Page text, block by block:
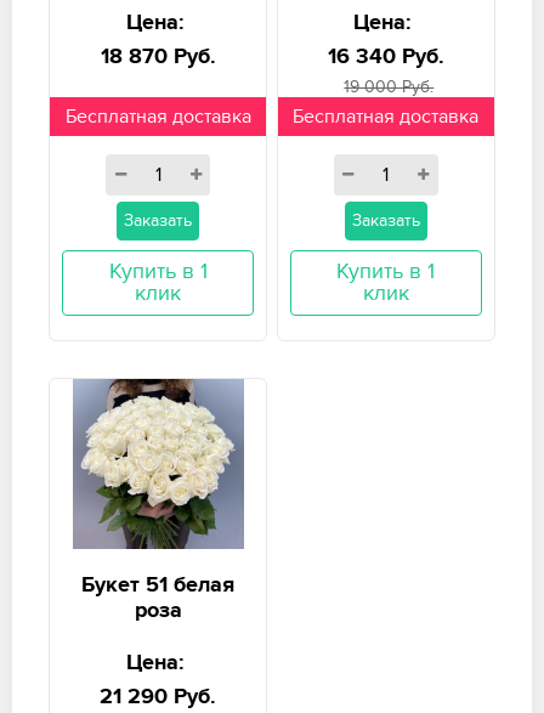
Цена:
18 870 Руб.
Бесплатная доставка
Заказать
Купить в 1
клик
Цена:
16 340 Руб.
19 000 Руб.
Бесплатная доставка
Заказать
Купить в 1
клик
Букет 51 белая
роза
Цена:
21 290 Руб.